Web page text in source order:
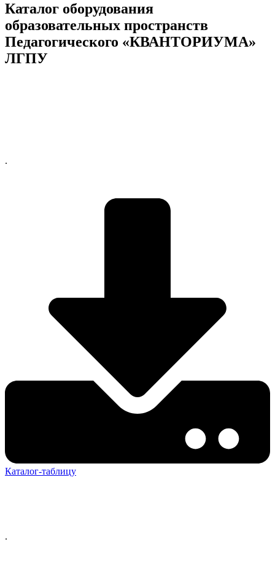
Каталог оборудования
образовательных пространств
Педагогического «КВАНТОРИУМА»
ЛГПУ
.
Каталог-таблицу
.